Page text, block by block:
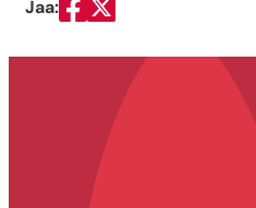
Jaa:
Jaa Facebookissa
Jaa Twitterissä